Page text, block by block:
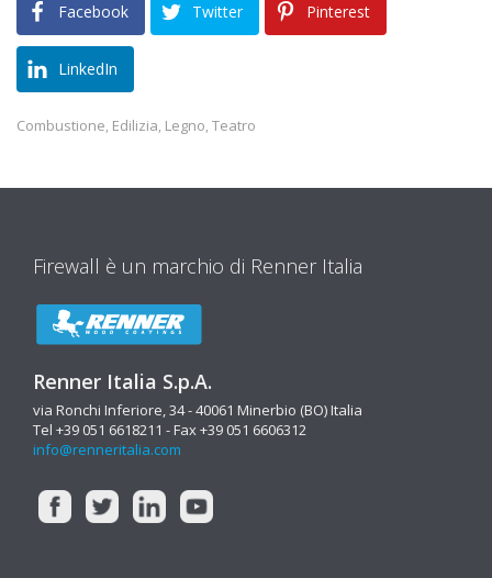
Facebook Twitter Pinterest
LinkedIn
Combustione, Edilizia, Legno, Teatro
Firewall è un marchio di Renner Italia
Renner Italia S.p.A.
via Ronchi Inferiore, 34 - 40061 Minerbio (BO) Italia
Tel +39 051 6618211 - Fax +39 051 6606312
info@renneritalia.com